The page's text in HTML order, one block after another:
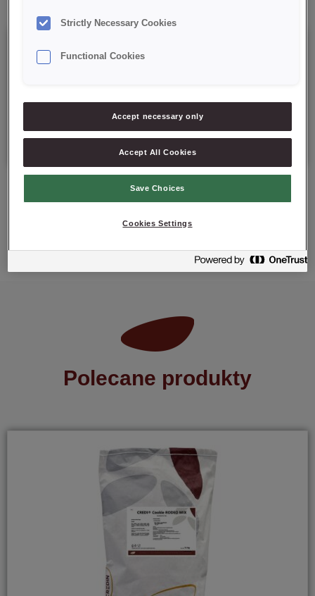
Szczegóły
Opakowanie : 15 kg netto worek;
Data minimalnej trwałości: 6 miesięcy od daty produkcji.
ZAPYTAJ O PRODUKT
Polecane produkty
Strictly Necessary Cookies
Functional Cookies
Accept necessary only
Accept All Cookies
Save Choices
Cookies Settings